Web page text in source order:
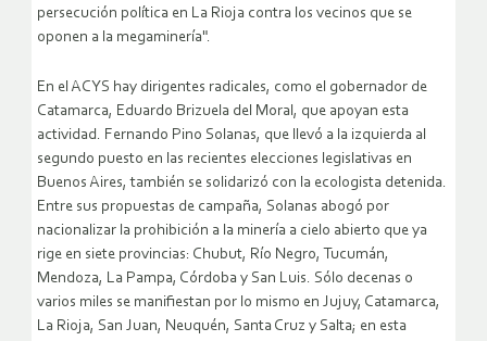
persecución política en La Rioja contra los vecinos que se
oponen a la megaminería".
En el ACYS hay dirigentes radicales, como el gobernador de
Catamarca, Eduardo Brizuela del Moral, que apoyan esta
actividad. Fernando Pino Solanas, que llevó a la izquierda al
segundo puesto en las recientes elecciones legislativas en
Buenos Aires, también se solidarizó con la ecologista detenida.
Entre sus propuestas de campaña, Solanas abogó por
nacionalizar la prohibición a la minería a cielo abierto que ya
rige en siete provincias: Chubut, Río Negro, Tucumán,
Mendoza, La Pampa, Córdoba y San Luis. Sólo decenas o
varios miles se manifiestan por lo mismo en Jujuy, Catamarca,
La Rioja, San Juan, Neuquén, Santa Cruz y Salta; en esta